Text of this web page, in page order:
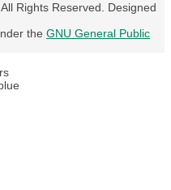
Rights Reserved. Designed
the GNU General Public